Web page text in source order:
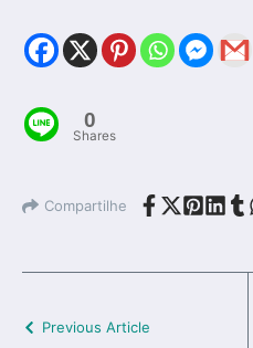
0
Shares
Compartilhe
Previous Article